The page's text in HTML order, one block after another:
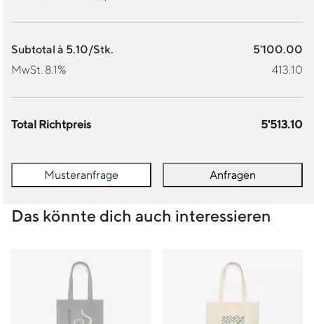
Subtotal à 5.10/Stk.
5'100.00
MwSt. 8.1%
413.10
Total Richtpreis 5'513.10
Musteranfrage Anfragen
Das könnte dich auch interessieren